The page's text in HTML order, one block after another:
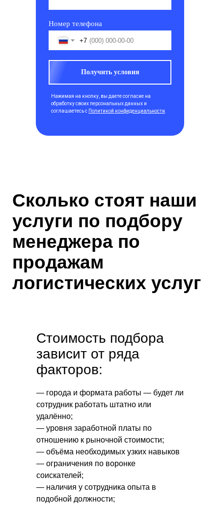
Номер телефона
+7
Получить условия
Нажимая на кнопку, вы даете согласие на
обработку своих персональных данных и
соглашаетесь с Политикой конфиденциальности.
Сколько стоят наши
услуги по подбору
менеджера по
продажам
логистических услуг
Стоимость подбора
зависит от ряда
факторов:
— города и формата работы — будет ли
сотрудник работать штатно или
удалённо;
— уровня заработной платы по
отношению к рыночной стоимости;
— объёма необходимых узких навыков
— ограничения по воронке
соискателей;
— наличия у сотрудника опыта в
подобной должности;